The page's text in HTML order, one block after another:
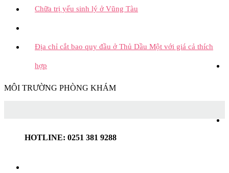
Chữa trị yếu sinh lý ở Vũng Tàu
Địa chỉ cắt bao quy đầu ở Thủ Dầu Một với giá cả thích
hợp
MÔI TRƯỜNG PHÒNG KHÁM
HOTLINE: 0251 381 9288